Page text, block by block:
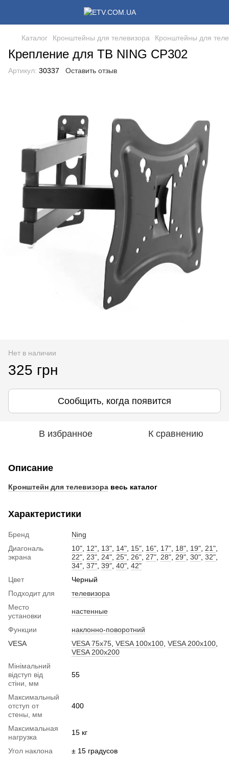
Каталог Кронштейны для телевизора Кронштейны для
Крепление для ТВ NING CP302
Артикул: 30337 Оставить отзыв
Нет в наличии
325 грн
Сообщить, когда появится
В избранное К сравнению
Описание
Кронштейн для телевизора весь каталог
Характеристики
Бренд
Ning
Диагональ
экрана
10" 12" 13" 14" 15" 16" 17" 18" 19" 21"
22" 23" 24" 25" 26" 27" 28" 29" 30" 32"
34" 37" 39" 40" 42"
Цвет
Черный
Подходит для
телевизора
Место
установки
настенные
Функции
наклонно-поворотний
VESA
VESA 75x75 VESA 100x100 VESA 200x100
VESA 200x200
Мінімальний
відступ від
стіни, мм
55
Максимальный
отступ от
стены, мм
400
Максимальная
нагрузка
15 кг
Угол наклона
± 15 градусов